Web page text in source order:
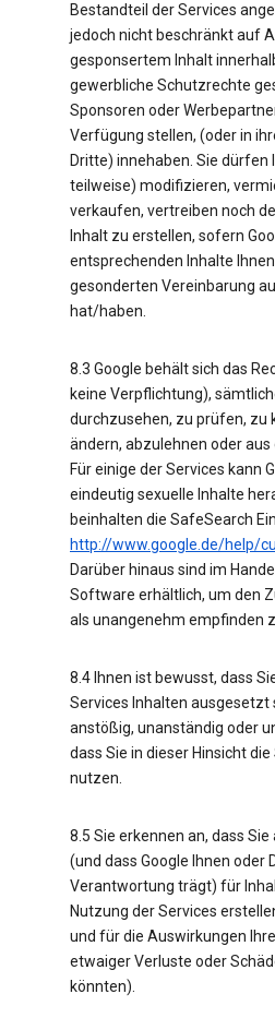
Bestandteil der Services
jedoch nicht beschränkt auf
gesponsertem Inhalt
gewerbliche Schutzrechte
Sponsoren oder
Verfügung stellen, (oder in
Dritte) innehaben. Sie
teilweise) modifizieren,
verkaufen, vertreiben noch
Inhalt zu erstellen, sofern
entsprechenden Inhalte
gesonderten Vereinbarung
hat/haben.
8.3 Google behält sich das
keine Verpflichtung),
durchzusehen, zu prüfen, zu
ändern, abzulehnen oder
Für einige der Services kann
eindeutig sexuelle Inhalte
beinhalten die SafeSearch
http://www.google.de/help/
Darüber hinaus sind im
Software erhältlich, um den
als unangenehm empfinden
8.4 Ihnen ist bewusst, dass
Services Inhalten ausgesetzt
anstößig, unanständig oder
dass Sie in dieser Hinsicht
nutzen.
8.5 Sie erkennen an, dass
(und dass Google Ihnen oder
Verantwortung trägt) für
Nutzung der Services
und für die Auswirkungen
etwaiger Verluste oder
könnten).